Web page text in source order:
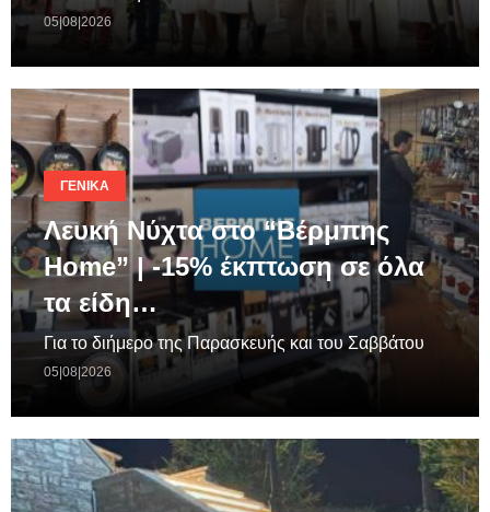
05|08|2026
ΓΕΝΙΚΆ
Λευκή Νύχτα στο “Βέρμπης
Home” | -15% έκπτωση σε όλα
τα είδη…
Για το διήμερο της Παρασκευής και του Σαββάτου
05|08|2026